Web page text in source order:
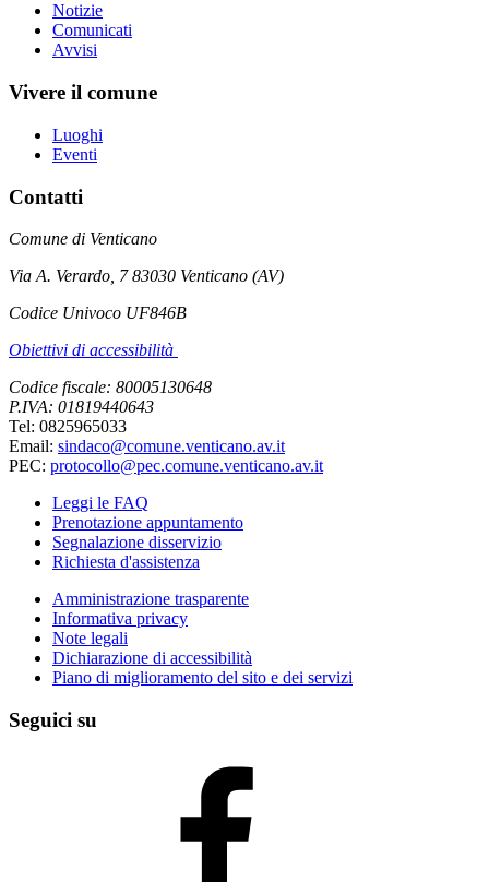
Notizie
Comunicati
Avvisi
Vivere il comune
Luoghi
Eventi
Contatti
Comune di Venticano
Via A. Verardo, 7 83030 Venticano (AV)
Codice Univoco UF846B
Obiettivi di accessibilità
Codice fiscale: 80005130648
P.IVA: 01819440643
Tel: 0825965033
Email: sindaco@comune.venticano.av.it
PEC: protocollo@pec.comune.venticano.av.it
Leggi le FAQ
Prenotazione appuntamento
Segnalazione disservizio
Richiesta d'assistenza
Amministrazione trasparente
Informativa privacy
Note legali
Dichiarazione di accessibilità
Piano di miglioramento del sito e dei servizi
Seguici su